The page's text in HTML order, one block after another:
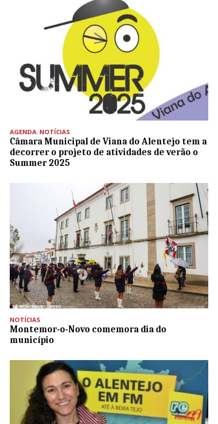
AGENDA NOTÍCIAS
Câmara Municipal de Viana do Alentejo tem a
decorrer o projeto de atividades de verão o
Summer 2025
NOTÍCIAS
Montemor-o-Novo comemora dia do
município